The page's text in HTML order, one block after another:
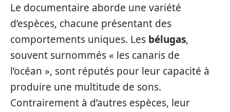
Le documentaire aborde une variété
d’espèces, chacune présentant des
comportements uniques. Les bélugas,
souvent surnommés « les canaris de
l’océan », sont réputés pour leur capacité à
produire une multitude de sons.
Contrairement à d’autres espèces, leur